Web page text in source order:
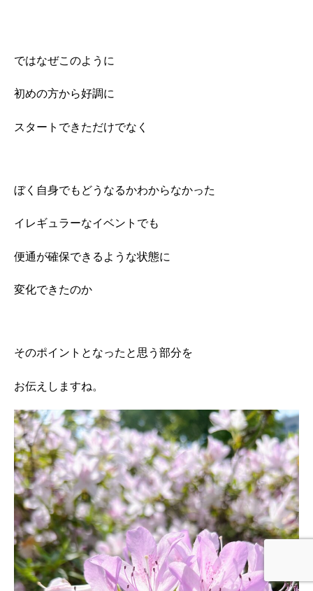
ではなぜこのように
初めの方から好調に
スタートできただけでなく
ぼく自身でもどうなるかわからなかった
イレギュラーなイベントでも
便通が確保できるような状態に
変化できたのか
そのポイントとなったと思う部分を
お伝えしますね。